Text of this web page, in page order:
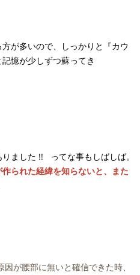
が多いので、しっかりと『カウ
憶が少しずつ蘇ってき
した !! ってな事もしばしば。
られた経緯を知らないと、また
が腰部に無いと確信できた時、